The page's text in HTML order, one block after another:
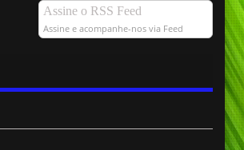
Assine o RSS Feed
Assine e acompanhe-nos via Feed